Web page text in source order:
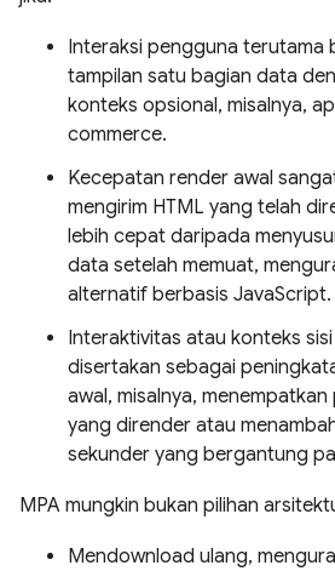
Interaksi pengguna terutama
tampilan satu bagian data
konteks opsional, misalnya,
commerce.
Kecepatan render awal
mengirim HTML yang telah
lebih cepat daripada
data setelah memuat,
alternatif berbasis JavaScript.
Interaktivitas atau konteks
disertakan sebagai
awal, misalnya,
yang dirender atau
sekunder yang bergantung
MPA mungkin bukan pilihan
Mendownload ulang,